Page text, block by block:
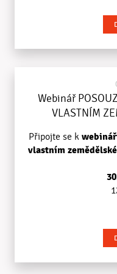
Webinář
VLASTNÍM
Připojte se k
vlastním